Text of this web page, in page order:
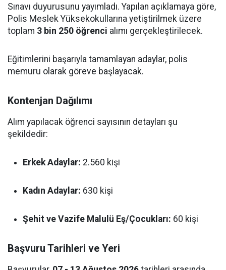
Sınavı duyurusunu yayımladı. Yapılan açıklamaya göre,
Polis Meslek Yüksekokullarına yetiştirilmek üzere
toplam 3 bin 250 öğrenci alımı gerçekleştirilecek.
Eğitimlerini başarıyla tamamlayan adaylar, polis
memuru olarak göreve başlayacak.
Kontenjan Dağılımı
Alım yapılacak öğrenci sayısının detayları şu
şekildedir:
Erkek Adaylar: 2.560 kişi
Kadın Adaylar: 630 kişi
Şehit ve Vazife Malulü Eş/Çocukları: 60 kişi
Başvuru Tarihleri ve Yeri